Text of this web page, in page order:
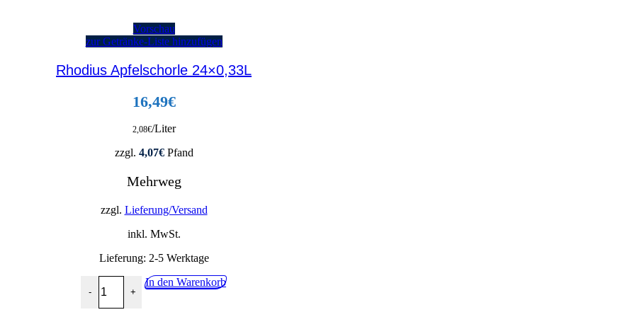
Vorschau
zur Getränke-Liste hinzufügen
Rhodius Apfelschorle 24×0,33L
16,49€
2,08€/Liter
zzgl. 4,07€Pfand
Mehrweg
zzgl. Lieferung/Versand
inkl. MwSt.
Lieferung: 2-5 Werktage
-
Rhodius Apfelschorle 24x0,33L Menge
+
In den Warenkorb